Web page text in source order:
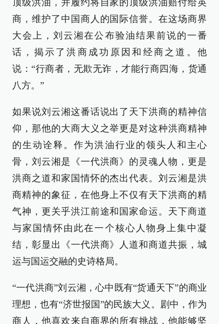
顶级洪油，并履约将自家的顶级洪油赔付给英
商，维护了中国商人的国际信誉。在这场商界
大会上，刘云湘在公布验油结果前说的一番
话，揭示了洪商成功原因和经商之道。他
说：“行商者，无欺无诈，才能行商四海，货通
八方。”
如果说刘云湘这番话说出了天下洪商的精神信
仰，那他的大商大义之举更是对这种洪商精神
的生动诠释。作为洪油行业的领头人和主心
骨，刘云湘是《一代洪商》的灵魂人物，更是
洪商之道和家国情怀的杰出代表。刘云湘是洪
商精神的象征，在他身上不仅有天下洪商的精
气神，更关乎洪江前途和国家命运。天下商道
与家国情怀由此在一个核心人物身上集中凝
结，彰显出《一代洪商》人道和商道共振，城
运与国运交融的史诗格局。
“一代洪商”刘云湘，心中既有“货通天下”的商业
理想，也有“济世报国”的民族大义。剧中，作为
商人，他喜欢来自商界的所有挑战，他能够坚